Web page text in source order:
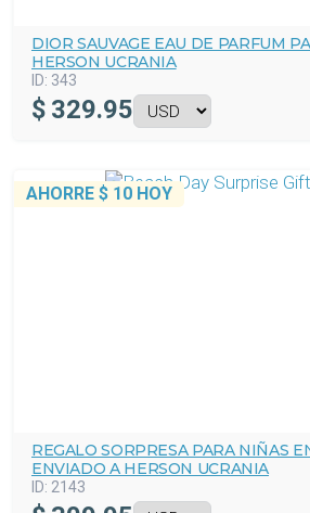
DIOR SAUVAGE EAU DE PARFUM
HERSON UCRANIA
ID: 343
$ 329.95
AHORRE $ 10 HOY
REGALO SORPRESA PARA NIÑAS
ENVIADO A HERSON UCRANIA
ID: 2143